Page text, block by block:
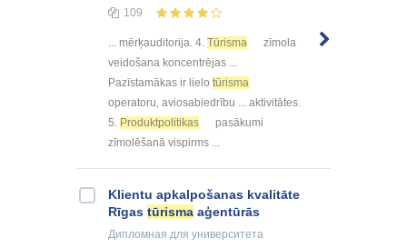
109
... mērķauditorija. 4. Tūrisma
zīmola
veidošana koncentrējas ...
Pazīstamākas ir lielo tūrisma
operatoru, aviosabiedrību ... aktivitātes.
5. Produktpolitikas
pasākumi
zīmolēšanā vispirms ...
Klientu apkalpošanas kvalitāte
Rīgas tūrisma aģentūrās
Дипломная для университета